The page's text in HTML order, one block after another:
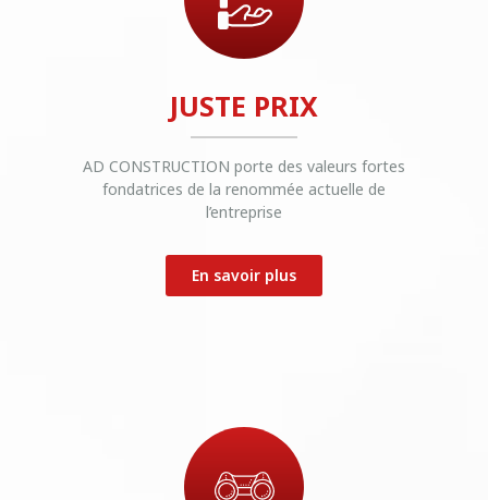
JUSTE PRIX
AD CONSTRUCTION porte des valeurs fortes
fondatrices de la renommée actuelle de
l’entreprise
En savoir plus